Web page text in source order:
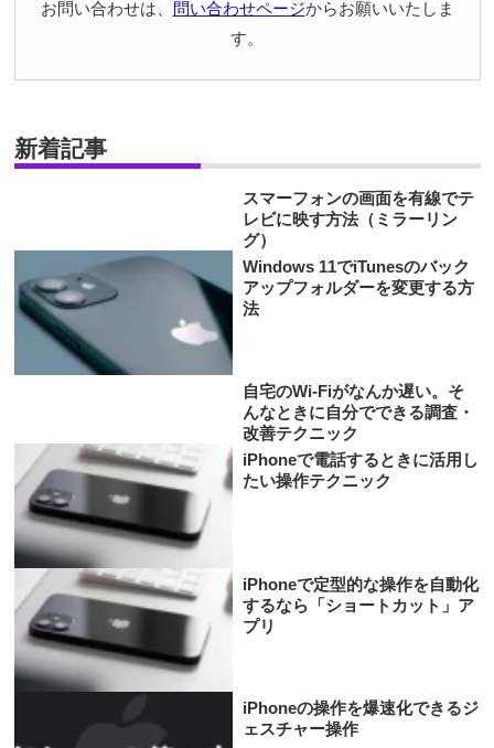
お問い合わせは、 問い合わせページからお願いいたしま
す。
新着記事
スマーフォンの画面を有線でテ
レビに映す方法（ミラーリン
グ）
Windows 11でiTunesのバック
アップフォルダーを変更する方
法
自宅のWi-Fiがなんか遅い。そ
んなときに自分でできる調査・
改善テクニック
iPhoneで電話するときに活用し
たい操作テクニック
iPhoneで定型的な操作を自動化
するなら「ショートカット」ア
プリ
iPhoneの操作を爆速化できるジ
ェスチャー操作